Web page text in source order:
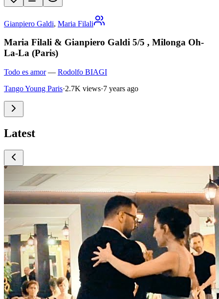
Gianpiero Galdi, Maria Filali
Maria Filali & Gianpiero Galdi 5/5 , Milonga Oh-
La-La (Paris)
Todo es amor— Rodolfo BIAGI
Tango Young Paris·2.7K views·7 years ago
Latest